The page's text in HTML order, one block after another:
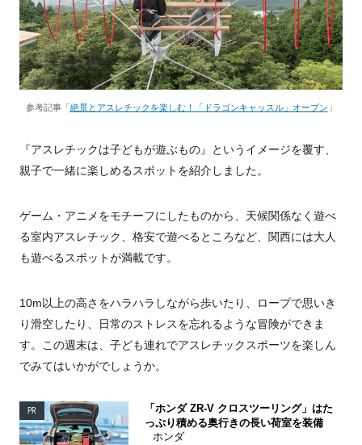
参考記事「絶景とアスレチックを楽しむ！「ドラゴンキャッスル」オープン 」
『アスレチックは子どもが遊ぶもの』というイメージを覆す、
親子で一緒に楽しめるスポットを紹介しました。
ゲーム・アニメをモチーフにしたものから、天候関係なく遊べ
る室内アスレチック、格安で遊べるところなど、関西には大人
も遊べるスポットが満載です。
10m以上の高さをハラハラしながら歩いたり、ロープで思いき
り滑空したり、日常のストレスを忘れるような冒険ができま
す。この週末は、子ども連れでアスレチックスポーツを楽しん
でみてはいかがでしょうか。
PR
「ホンダ ZR-V クロスツーリング」はた
っぷり積める奥行きの長い荷室を装備
ホンダ